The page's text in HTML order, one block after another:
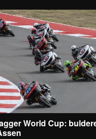
World Cup: